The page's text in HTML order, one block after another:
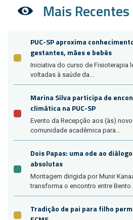
Mais Recentes
PUC-SP aproxima
gestantes, mães e bebês
Iniciativa do curso de Fisioterapia
voltadas à saúde da...
Marina Silva participa de
climática na PUC-SP
Evento da Recepção aos (às)
comunidade acadêmica para...
Dois Papas: uma ode ao
absolutas
Montagem dirigida por Munir
transforma o encontro entre
Tradição de pai para filho